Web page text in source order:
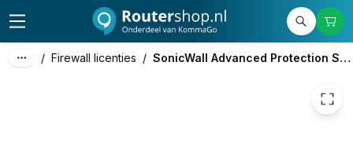
/ Firewall licenties / SonicWall Advanced Protection Suite
€ 697,86